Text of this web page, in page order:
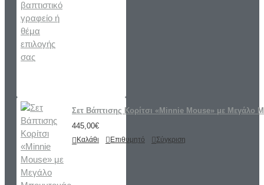
Σετ Βάπτισης Κορίτσι «Minnie Mouse» με Μεγάλο
445,00€
Καλάθι Επιθυμητό Σύγκριση